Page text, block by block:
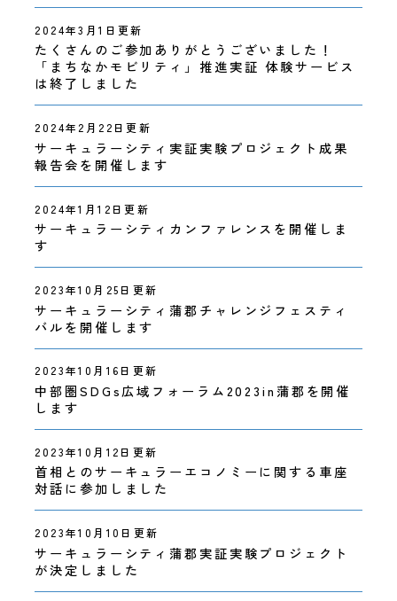
ビジョン
アクションプラン
イベント
プロジェクト
お問合わせ
2024年3月1日更新
たくさんのご参加ありがとうございました！
「まちなかモビリティ」推進実証 体験サービス
は終了しました
2024年2月22日更新
サーキュラーシティ実証実験プロジェクト成果
報告会を開催します
2024年1月12日更新
サーキュラーシティカンファレンスを開催しま
す
2023年10月25日更新
サーキュラーシティ蒲郡チャレンジフェスティ
バルを開催します
2023年10月16日更新
中部圏SDGs広域フォーラム2023in蒲郡を開催
します
2023年10月12日更新
首相とのサーキュラーエコノミーに関する車座
対話に参加しました
2023年10月10日更新
サーキュラーシティ蒲郡実証実験プロジェクト
が決定しました